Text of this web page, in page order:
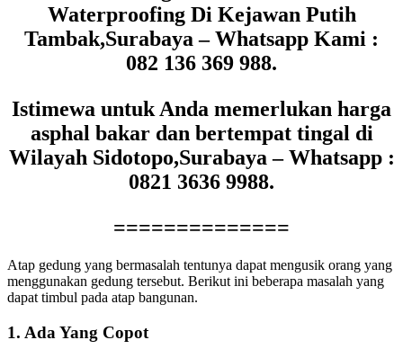
Waterproofing Di Kejawan Putih
Tambak,Surabaya – Whatsapp Kami :
082 136 369 988.
Istimewa untuk Anda memerlukan harga
asphal bakar dan bertempat tingal di
Wilayah Sidotopo,Surabaya – Whatsapp :
0821 3636 9988.
==============
Atap gedung yang bermasalah tentunya dapat mengusik orang yang
menggunakan gedung tersebut. Berikut ini beberapa masalah yang
dapat timbul pada atap bangunan.
1. Ada Yang Copot